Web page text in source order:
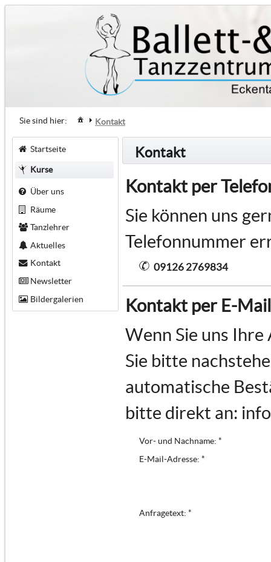
Sie sind hier: Kontakt
Startseite
Kurse
Über uns
Räume
Tanzlehrer
Aktuelles
Kontakt
Newsletter
Bildergalerien
Kontakt
Kontakt per
Sie können uns
Telefonnummer
09126 2769834
Kontakt per E-Mail
Wenn Sie uns
Sie bitte
automatische
bitte direkt an:
Vor- und Nachname: *
E-Mail-Adresse: *
Anfragetext: *